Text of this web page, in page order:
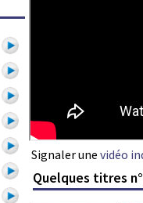
Signaler une vidéo
Quelques titres